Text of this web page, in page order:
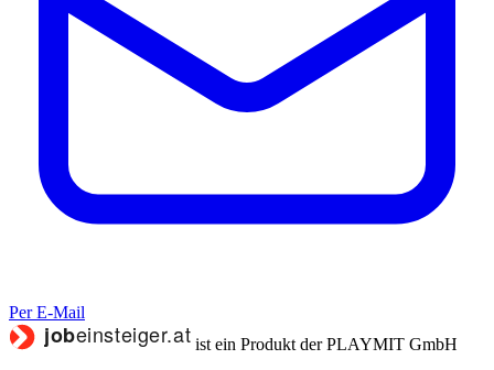
Per E-Mail
ist ein Produkt der PLAYMIT GmbH